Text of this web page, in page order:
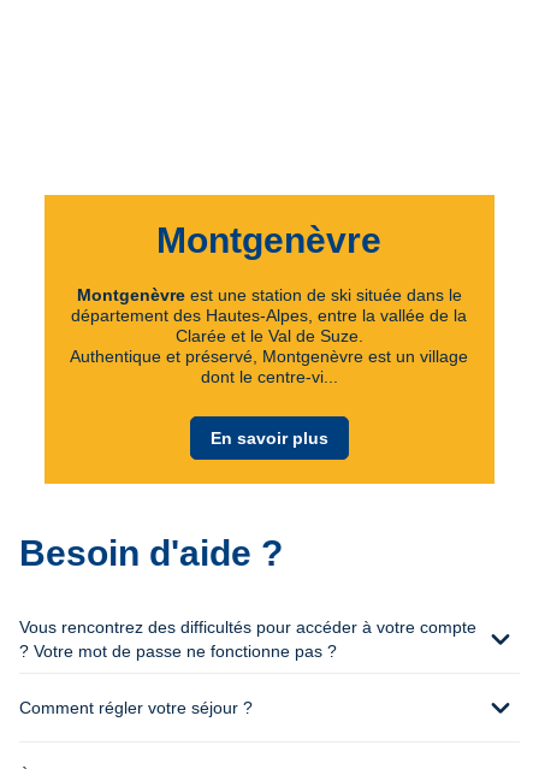
Montgenèvre
Montgenèvreest une station de ski située dans le
département des Hautes-Alpes, entre la vallée de la
Clarée et le Val de Suze.
Authentique et préservé, Montgenèvre est un village
dont le centre-vi...
En savoir plus
Besoin d'aide ?
Vous rencontrez des difficultés pour accéder à votre compte
? Votre mot de passe ne fonctionne pas ?
expand_more
Comment régler votre séjour ? expand_more